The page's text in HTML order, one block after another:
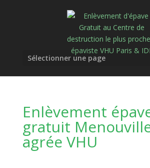
Sélectionner une page
Enlèvement
gratuit
agrée VHU